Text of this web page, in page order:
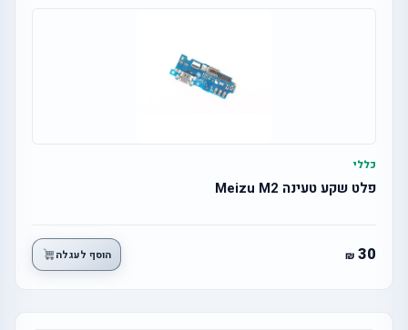
כללי
פלט שקע טעינה Meizu M2
30 הוסף לעגלה